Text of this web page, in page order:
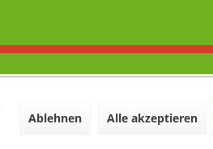
Ablehnen Alle akzeptieren